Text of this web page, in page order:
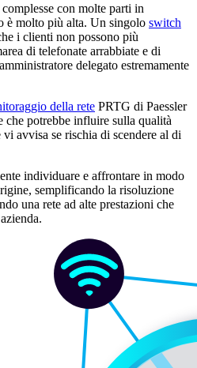
con molte parti in
è molto più alta. Un singolo switch
i clienti non possono più
di telefonate arrabbiate e di
delegato estremamente
della rete PRTG di Paessler
potrebbe influire sulla qualità
avvisa se rischia di scendere al di
individuare e affrontare in modo
semplificando la risoluzione
una rete ad alte prestazioni che